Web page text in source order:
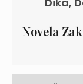
Novela